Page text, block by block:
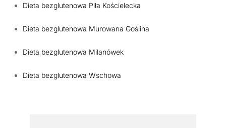
Dieta bezglutenowa Piła Kościelecka
Dieta bezglutenowa Murowana Goślina
Dieta bezglutenowa Milanówek
Dieta bezglutenowa Wschowa